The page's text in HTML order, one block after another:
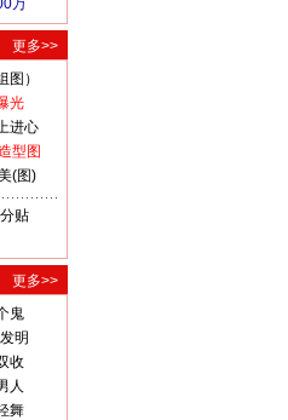
万
更多>>
）
光
进心
型图
(图)
贴
更多>>
鬼
明
收
人
舞